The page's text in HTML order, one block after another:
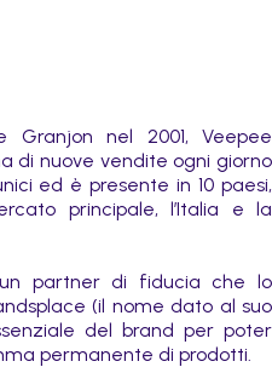
Granjon nel 2001, Veepee
di nuove vendite ogni giorno
ed è presente in 10 paesi,
principale, l’Italia e la
partner di fiducia che lo
(il nome dato al suo
del brand per poter
permanente di prodotti.